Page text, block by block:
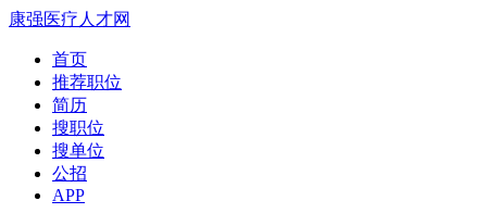
康强医疗人才网
首页
推荐职位
简历
搜职位
搜单位
公招
APP